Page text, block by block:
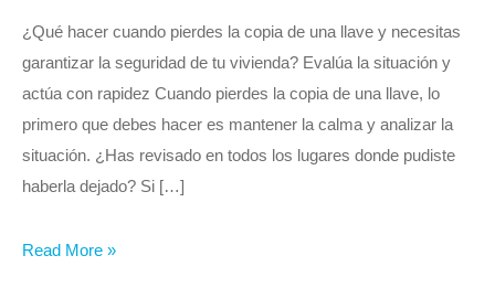
¿Qué hacer cuando pierdes la copia de una llave y necesitas
garantizar la seguridad de tu vivienda? Evalúa la situación y
actúa con rapidez Cuando pierdes la copia de una llave, lo
primero que debes hacer es mantener la calma y analizar la
situación. ¿Has revisado en todos los lugares donde pudiste
haberla dejado? Si […]
Read More »